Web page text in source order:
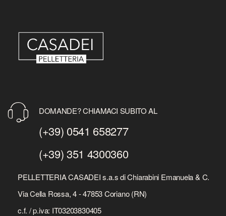
DOMANDE? CHIAMACI SUBITO AL
(+39) 0541 658277
(+39) 351 4300360
PELLETTERIA CASADEI s.a.s di Chiarabini Emanuela & C.
Via Cella Rossa, 4 - 47853 Coriano (RN)
c.f. / p.iva: IT03203830405